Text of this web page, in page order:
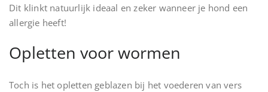
Dit klinkt natuurlijk ideaal en zeker wanneer je hond een
allergie heeft!
Opletten voor wormen
Toch is het opletten geblazen bij het voederen van vers